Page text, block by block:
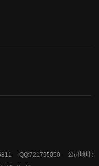
QQ:721795050 公司地址：